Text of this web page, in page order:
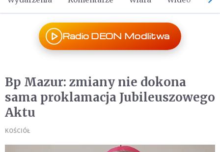
Radio DEON Modlitwa
Bp Mazur: zmiany nie dokona
sama proklamacja Jubileuszowego
Aktu
KOŚCIÓŁ